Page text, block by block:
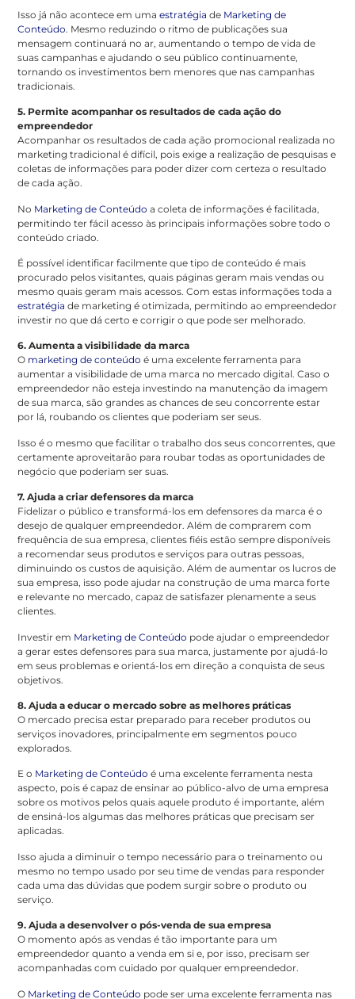
Isso já não acontece em umaestratégia de Marketing de
Conteúdo. Mesmo reduzindo o ritmo de publicações sua
mensagem continuará no ar, aumentando o tempo de vida de
suas campanhas e ajudando o seu público continuamente,
tornando os investimentos bem menores que nas campanhas
tradicionais.
5. Permite acompanhar os resultados de cada ação do
empreendedor
Acompanhar os resultados de cada ação promocional realizada no
marketing tradicional é difícil, pois exige a realização de pesquisas e
coletas de informações para poder dizer com certeza o resultado
de cada ação.
No Marketing de Conteúdo a coleta de informações é facilitada,
permitindo ter fácil acesso às principais informações sobre todo o
conteúdo criado.
É possível identificar facilmente que tipo de conteúdo é mais
procurado pelos visitantes, quais páginas geram mais vendas ou
mesmo quais geram mais acessos. Com estas informações toda a
estratégia de marketing é otimizada, permitindo ao empreendedor
investir no que dá certo e corrigir o que pode ser melhorado.
6. Aumenta a visibilidade da marca
O marketing de conteúdo é uma excelente ferramenta para
aumentar a visibilidade de uma marca no mercado digital. Caso o
empreendedor não esteja investindo na manutenção da imagem
de sua marca, são grandes as chances de seu concorrente estar
por lá, roubando os clientes que poderiam ser seus.
Isso é o mesmo que facilitar o trabalho dos seus concorrentes, que
certamente aproveitarão para roubar todas as oportunidades de
negócio que poderiam ser suas.
7. Ajuda a criar defensores da marca
Fidelizar o público e transformá-los em defensores da marca é o
desejo de qualquer empreendedor. Além de comprarem com
frequência de sua empresa, clientes fiéis estão sempre disponíveis
a recomendar seus produtos e serviços para outras pessoas,
diminuindo os custos de aquisição. Além de aumentar os lucros de
sua empresa, isso pode ajudar na construção de uma marca forte
e relevante no mercado, capaz de satisfazer plenamente a seus
clientes.
Investir em Marketing de Conteúdo pode ajudar o empreendedor
a gerar estes defensores para sua marca, justamente por ajudá-lo
em seus problemas e orientá-los em direção a conquista de seus
objetivos.
8. Ajuda a educar o mercado sobre as melhores práticas
O mercado precisa estar preparado para receber produtos ou
serviços inovadores, principalmente em segmentos pouco
explorados.
E o Marketing de Conteúdo é uma excelente ferramenta nesta
aspecto, pois é capaz de ensinar ao público-alvo de uma empresa
sobre os motivos pelos quais aquele produto é importante, além
de ensiná-los algumas das melhores práticas que precisam ser
aplicadas.
Isso ajuda a diminuir o tempo necessário para o treinamento ou
mesmo no tempo usado por seu time de vendas para responder
cada uma das dúvidas que podem surgir sobre o produto ou
serviço.
9. Ajuda a desenvolver o pós-venda de sua empresa
O momento após as vendas é tão importante para um
empreendedor quanto a venda em si e, por isso, precisam ser
acompanhadas com cuidado por qualquer empreendedor.
O Marketing de Conteúdo pode ser uma excelente ferramenta nas